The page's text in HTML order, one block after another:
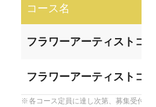
コース名
フラワーアーティストコ
フラワーアーティストコ
各コース定員に達し次第、募集受付を